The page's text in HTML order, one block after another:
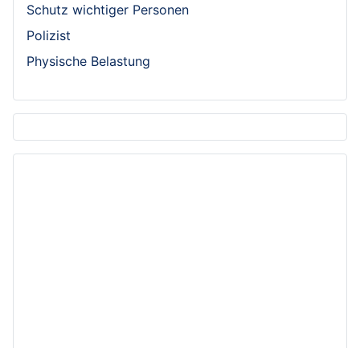
Schutz wichtiger Personen
Polizist
Physische Belastung